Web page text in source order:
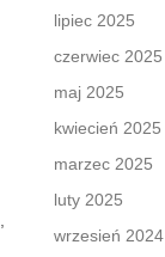
lipiec 2025
czerwiec 2025
maj 2025
kwiecień 2025
marzec 2025
luty 2025
wrzesień 2024